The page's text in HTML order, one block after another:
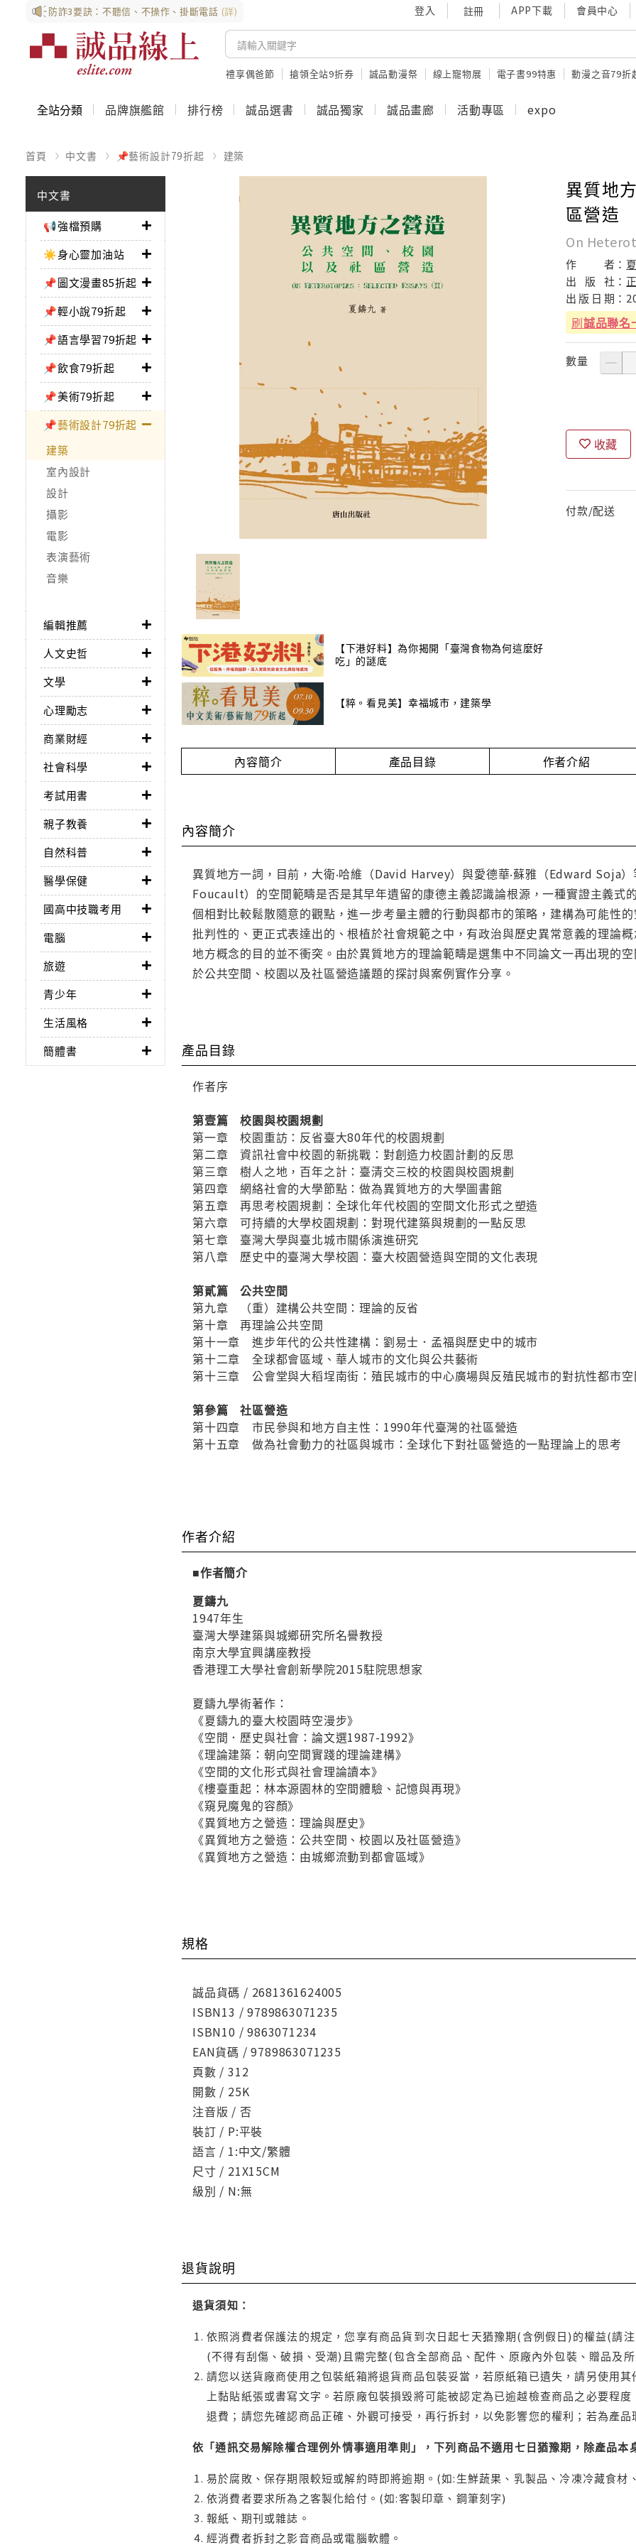
防詐3要訣：不聽信、不操作、掛斷電話 (詳) 登入 註冊 APP下載 會員中心
禮享偶爸節 搶領全站9折券 誠品動漫祭 線上寵物展 電子書99特惠 動漫之音79折
全站分類 品牌旗艦館 排行榜 誠品選書 誠品獨家 誠品畫廊 活動專區 expo
首頁 中文書 📌藝術設計79折起 建築
中文書
📢強檔預購
☀️身心靈加油站
📌圖文漫畫85折起
📌輕小說79折起
📌語言學習79折起
📌飲食79折起
📌美術79折起
📌藝術設計79折起
建築
室內設計
設計
攝影
電影
表演藝術
音樂
編輯推薦
人文史哲
文學
心理勵志
商業財經
社會科學
考試用書
親子教養
自然科普
醫學保健
國高中技職考用
電腦
旅遊
青少年
生活風格
簡體書
【下港好料】為你揭開「臺灣食物為何這麼好
吃」的謎底
【粹。看見美】幸福城市，建築學
異質地
區營造
On
作 者：
出
版 社：
出 版 日 期：
刷誠品聯名
數量
收藏
付款/配送
內容簡介 產品目錄 作者介紹
內容簡介
異質地方一詞，目前，大衛‧哈維（David Harvey）與愛德華‧蘇雅（Edward Soja
Foucault）的空間範疇是否是其早年遺留的康德主義認識論根源，一種實證主義式
個相對比較鬆散隨意的觀點，進一步考量主體的行動與都市的策略，建構為可能
批判性的、更正式表達出的、根植於社會規範之中，有政治與歷史異常意義的理論
地方概念的目的並不衝突。由於異質地方的理論範疇是選集中不同論文一再出現的
於公共空間、校園以及社區營造議題的探討與案例實作分享。
產品目錄
作者序
第壹篇 校園與校園規劃
第一章 校園重訪：反省臺大80年代的校園規劃
第二章 資訊社會中校園的新挑戰：對創造力校園計劃的反思
第三章 樹人之地，百年之計：臺清交三校的校園與校園規劃
第四章 網絡社會的大學節點：做為異質地方的大學圖書館
第五章 再思考校園規劃：全球化年代校園的空間文化形式之塑造
第六章 可持續的大學校園規劃：對現代建築與規劃的一點反思
第七章 臺灣大學與臺北城市關係演進研究
第八章 歷史中的臺灣大學校園：臺大校園營造與空間的文化表現
第貳篇 公共空間
第九章 （重）建構公共空間：理論的反省
第十章 再理論公共空間
第十一章 進步年代的公共性建構：劉易士．孟福與歷史中的城市
第十二章 全球都會區域、華人城市的文化與公共藝術
第十三章 公會堂與大稻埕南街：殖民城市的中心廣場與反殖民城市的對抗性都市
第參篇 社區營造
第十四章 市民參與和地方自主性：1990年代臺灣的社區營造
第十五章 做為社會動力的社區與城市：全球化下對社區營造的一點理論上的思考
作者介紹
■作者簡介
夏鑄九
1947年生
臺灣大學建築與城鄉研究所名譽教授
南京大學宜興講座教授
香港理工大學社會創新學院2015駐院思想家
夏鑄九學術著作：
《夏鑄九的臺大校園時空漫步》
《空間．歷史與社會：論文選1987-1992》
《理論建築：朝向空間實踐的理論建構》
《空間的文化形式與社會理論讀本》
《樓臺重起：林本源園林的空間體驗、記憶與再現》
《窺見魔鬼的容顏》
《異質地方之營造：理論與歷史》
《異質地方之營造：公共空間、校園以及社區營造》
《異質地方之營造：由城鄉流動到都會區域》
規格
誠品貨碼 / 2681361624005
ISBN13 / 9789863071235
ISBN10 / 9863071234
EAN貨碼 / 9789863071235
頁數 / 312
開數 / 25K
注音版 / 否
裝訂 / P:平裝
語言 / 1:中文/繁體
尺寸 / 21X15CM
級別 / N:無
退貨說明
退貨須知：
依照消費者保護法的規定，您享有商品貨到次日起七天猶豫期(含例假日)的權益(請
(不得有刮傷、破損、受潮)且需完整(包含全部商品、配件、原廠內外包裝、贈品及
請您以送貨廠商使用之包裝紙箱將退貨商品包裝妥當，若原紙箱已遺失，請另使用
上黏貼紙張或書寫文字。若原廠包裝損毀將可能被認定為已逾越檢查商品之必要程
退費；請您先確認商品正確、外觀可接受，再行拆封，以免影響您的權利；若為產
依「通訊交易解除權合理例外情事適用準則」，下列商品不適用七日猶豫期，除產品本
易於腐敗、保存期限較短或解約時即將逾期。(如:生鮮蔬果、乳製品、冷凍冷藏食材
依消費者要求所為之客製化給付。(如:客製印章、鋼筆刻字)
報紙、期刊或雜誌。
經消費者拆封之影音商品或電腦軟體。